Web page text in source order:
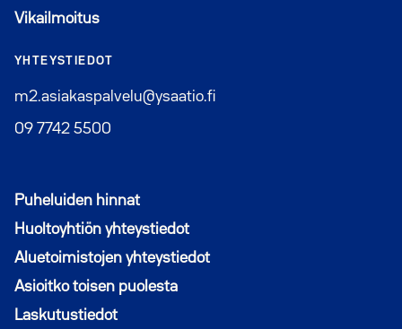
Vikailmoitus
YHTEYSTIEDOT
m2.asiakaspalvelu@ysaatio.fi
09 7742 5500
Puheluiden hinnat
Huoltoyhtiön yhteystiedot
Aluetoimistojen yhteystiedot
Asioitko toisen puolesta
Laskutustiedot